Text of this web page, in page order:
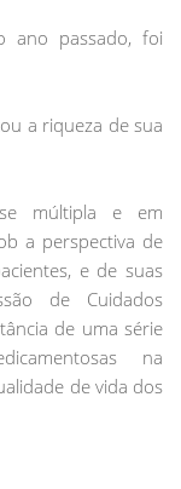
ano passado, foi
a riqueza de sua
múltipla e em
a perspectiva de
e de suas
de Cuidados
de uma série
na
de vida dos